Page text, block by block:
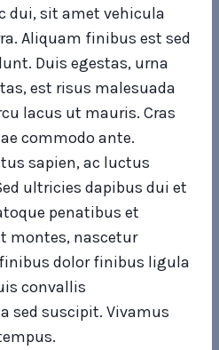
dui, sit amet vehicula
Aliquam finibus est sed
Duis egestas, urna
est risus malesuada
lacus ut mauris. Cras
commodo ante.
sapien, ac luctus
ultricies dapibus dui et
penatibus et
montes, nascetur
dolor finibus ligula
convallis
sed suscipit. Vivamus